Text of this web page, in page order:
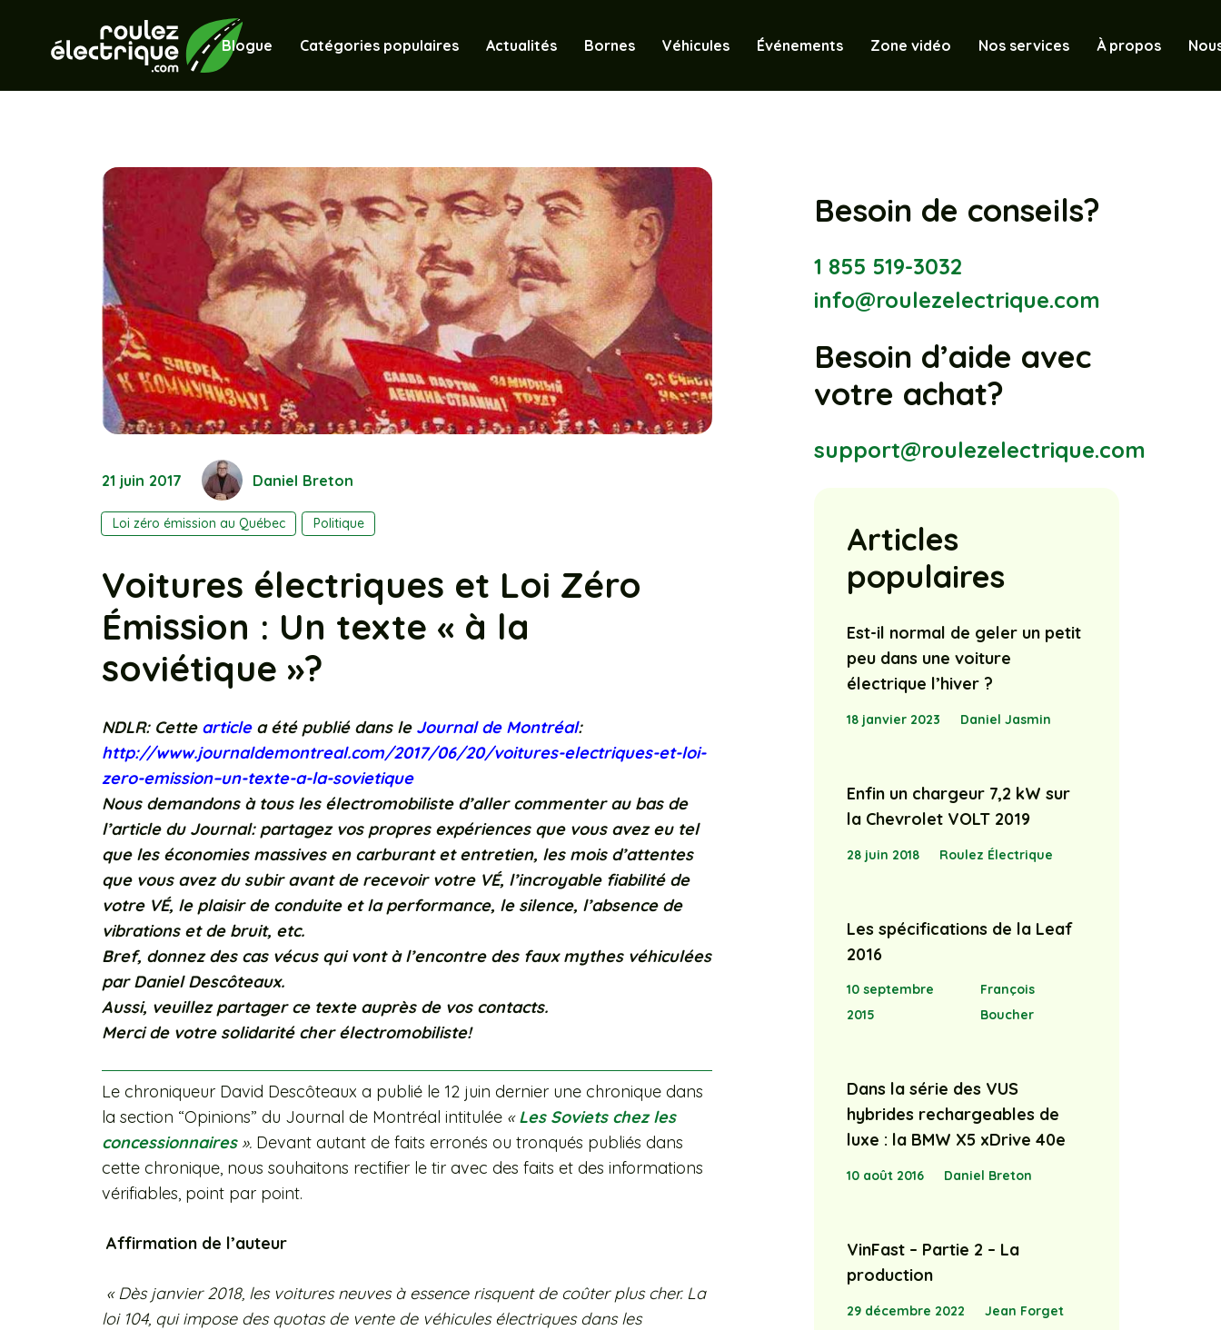
Blogue Catégories populaires Actualités Bornes Véhicules Événements Zone vidéo Nos services À propos
21 juin 2017 Daniel Breton
Loi zéro émission au Québec Politique
Voitures électriques et Loi Zéro
Émission : Un texte « à la
soviétique »?
NDLR: Cette articlea été publié dans le Journal de Montréal:
http://www.journaldemontreal.com/2017/06/20/voitures-electriques-et-loi-
zero-emission–un-texte-a-la-sovietique
Nous demandons à tous les électromobiliste d’aller commenter au bas de
l’article du Journal: partagez vos propres expériences que vous avez eu tel
que les économies massives en carburant et entretien, les mois d’attentes
que vous avez du subir avant de recevoir votre VÉ, l’incroyable fiabilité de
votre VÉ, le plaisir de conduite et la performance, le silence, l’absence de
vibrations et de bruit, etc.
Bref, donnez des cas vécus qui vont à l’encontre des faux mythes véhiculées
par Daniel Descôteaux.
Aussi, veuillez partager ce texte auprès de vos contacts.
Merci de votre solidarité cher électromobiliste!
Le chroniqueur David Descôteaux a publié le 12 juin dernier une chronique dans
la section “Opinions” du Journal de Montréal intitulée «Les Soviets chez les
concessionnaires». Devant autant de faits erronés ou tronqués publiés dans
cette chronique, nous souhaitons rectifier le tir avec des faits et des informations
vérifiables, point par point.
Affirmation de l’auteur
« Dès janvier 2018, les voitures neuves à essence risquent de coûter plus cher. La
loi 104, qui impose des quotas de vente de véhicules électriques dans les
Besoin de conseils?
1 855 519-3032
info@roulezelectrique.com
Besoin d’aide avec
votre achat?
support@roulezelectrique.com
Articles
populaires
Est-il normal de geler un petit
peu dans une voiture
électrique l’hiver ?
18 janvier 2023 Daniel Jasmin
Enfin un chargeur 7,2 kW sur
la Chevrolet VOLT 2019
28 juin 2018 Roulez Électrique
Les spécifications de la Leaf
2016
10 septembre
2015
François
Boucher
Dans la série des VUS
hybrides rechargeables de
luxe : la BMW X5 xDrive 40e
10 août 2016 Daniel Breton
VinFast – Partie 2 – La
production
29 décembre 2022 Jean Forget